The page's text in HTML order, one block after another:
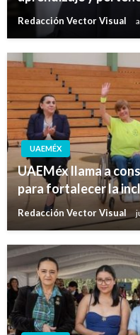
Redacción Vector Visual
UAEMÉX
UAEMéx llama a
para fortalecer la
Redacción Vector Visual